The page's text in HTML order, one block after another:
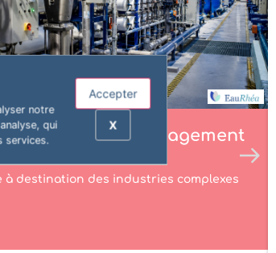
notre
qui
services.
Accepter
X
– Conseil en management
à destination des industries complexes